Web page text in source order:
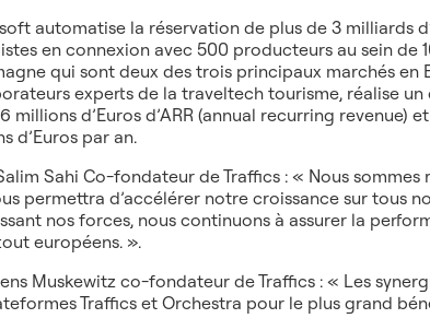
automatise la réservation de plus de 3 milliards
en connexion avec 500 producteurs au sein de
qui sont deux des trois principaux marchés en
experts de la traveltech tourisme, réalise un
millions d’Euros d’ARR (annual recurring revenue)
d’Euros par an.
Sahi Co-fondateur de Traffics : « Nous sommes
permettra d’accélérer notre croissance sur tous
nos forces, nous continuons à assurer la
européens. ».
Muskewitz co-fondateur de Traffics : « Les
Traffics et Orchestra pour le plus grand